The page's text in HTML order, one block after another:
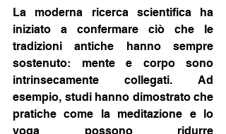
La moderna ricerca scientifica ha
iniziato a confermare ciò che le
tradizioni antiche hanno sempre
sostenuto: mente e corpo sono
intrinsecamente collegati. Ad
esempio, studi hanno dimostrato che
pratiche come la meditazione e lo
yoga possono ridurre